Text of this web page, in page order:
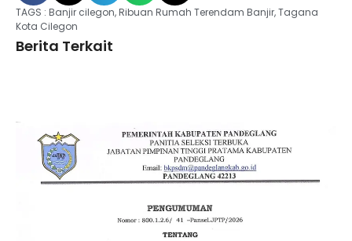
TAGS : Banjir cilegon,Ribuan Rumah Terendam Banjir,Tagana
Kota Cilegon
Berita Terkait